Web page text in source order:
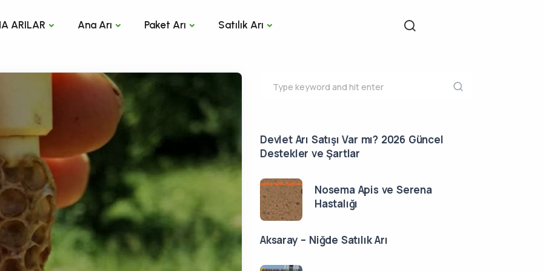
ARILAR Ana Arı Paket Arı Satılık Arı
Devlet Arı Satışı Var mı? 2026 Güncel
Destekler ve Şartlar
Nosema Apis ve Serena
Hastalığı
Aksaray – Niğde Satılık Arı